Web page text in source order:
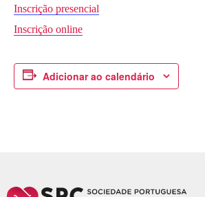
Inscrição presencial
Inscrição online
Adicionar ao calendário